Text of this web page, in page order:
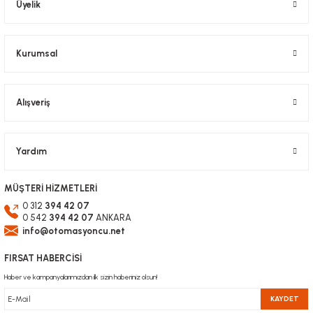
Üyelik
Kurumsal
Alışveriş
Yardım
MÜŞTERİ HİZMETLERİ
0 312 394 42 07
0 542 394 42 07 ANKARA
info@otomasyoncu.net
FIRSAT HABERCİSİ
Haber ve kampanyalarımızdan ilk sizin haberiniz olsun!
KAYDET